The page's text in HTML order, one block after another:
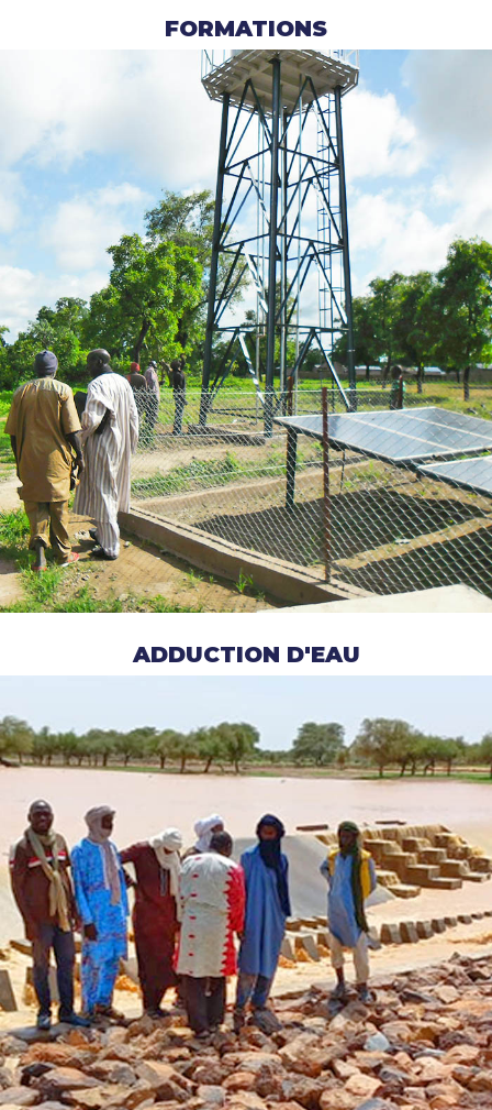
FORMATIONS
ADDUCTION D'EAU